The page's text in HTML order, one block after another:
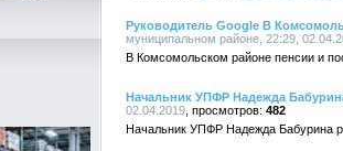
Руководитель Google В
муниципальном районе, 22:29,
В Комсомольском районе пенсии и
Начальник УПФР Надежда
02.04.2019
482
Начальник УПФР Надежда Бабурина